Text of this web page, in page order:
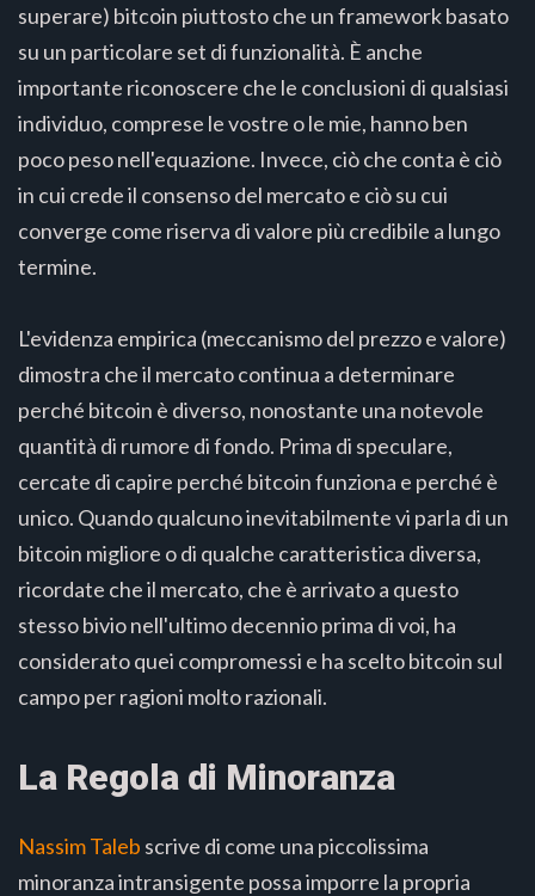
superare) bitcoin piuttosto che un framework basato
su un particolare set di funzionalità. È anche
importante riconoscere che le conclusioni di qualsiasi
individuo, comprese le vostre o le mie, hanno ben
poco peso nell'equazione. Invece, ciò che conta è ciò
in cui crede il consenso del mercato e ciò su cui
converge come riserva di valore più credibile a lungo
termine.
L'evidenza empirica (meccanismo del prezzo e valore)
dimostra che il mercato continua a determinare
perché bitcoin è diverso, nonostante una notevole
quantità di rumore di fondo. Prima di speculare,
cercate di capire perché bitcoin funziona e perché è
unico. Quando qualcuno inevitabilmente vi parla di un
bitcoin migliore o di qualche caratteristica diversa,
ricordate che il mercato, che è arrivato a questo
stesso bivio nell'ultimo decennio prima di voi, ha
considerato quei compromessi e ha scelto bitcoin sul
campo per ragioni molto razionali.
La Regola di Minoranza
Nassim Taleb scrive di come una piccolissima
minoranza intransigente possa imporre la propria